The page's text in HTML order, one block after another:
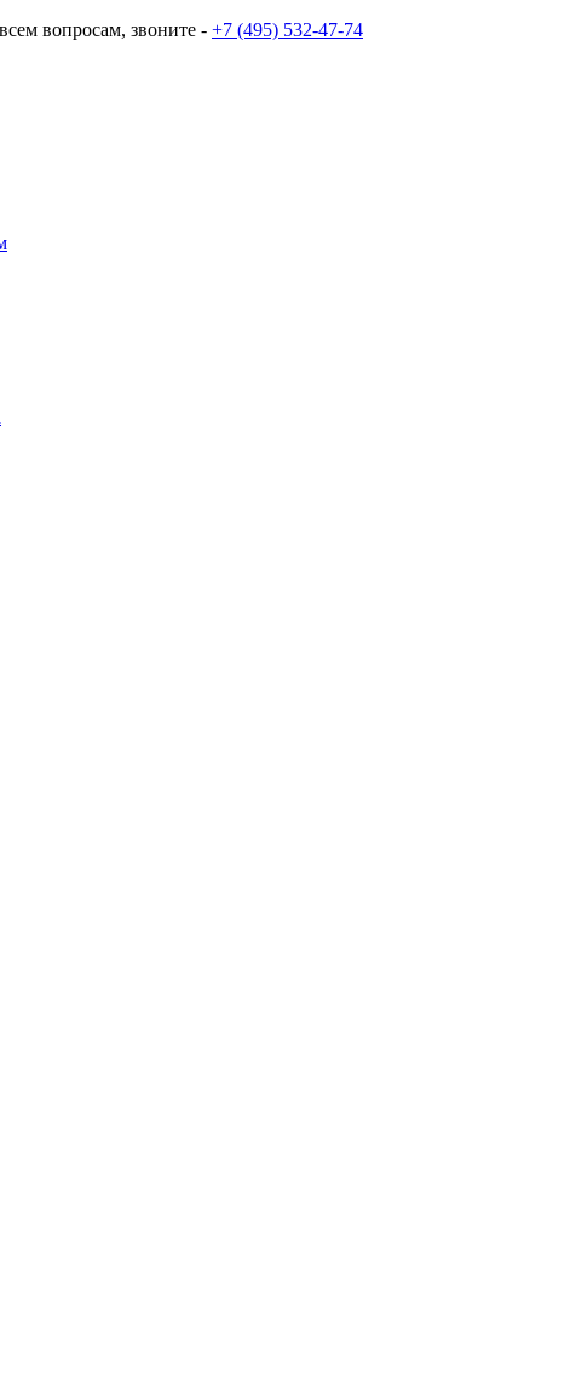
вопросам, звоните - +7 (495) 532-47-74